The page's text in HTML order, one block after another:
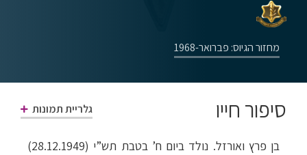
מחזור הגיוס: פברואר-1968
סיפור חייו גלריית תמונות
בן פרץ ואורזל. נולד ביום ח’ בטבת תש”י (28.12.1949)